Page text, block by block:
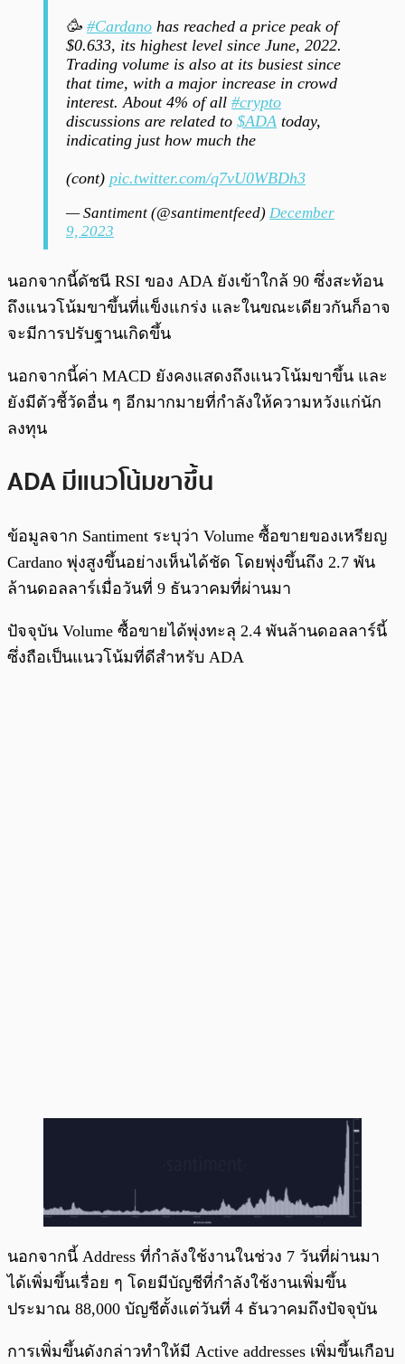
🥳 #Cardano has reached a price peak of
$0.633, its highest level since June, 2022.
Trading volume is also at its busiest since
that time, with a major increase in crowd
interest. About 4% of all #crypto
discussions are related to $ADA today,
indicating just how much the
(cont) pic.twitter.com/q7vU0WBDh3
— Santiment (@santimentfeed) December
9, 2023
นอกจากนี้ดัชนี RSI ของ ADA ยังเข้าใกล้ 90 ซึ่งสะท้อน
ถึงแนวโน้มขาขึ้นที่แข็งแกร่ง และในขณะเดียวกันก็อาจ
จะมีการปรับฐานเกิดขึ้น
นอกจากนี้ค่า MACD ยังคงแสดงถึงแนวโน้มขาขึ้น และ
ยังมีตัวชี้วัดอื่น ๆ อีกมากมายที่กำลังให้ความหวังแก่นัก
ลงทุน
ADA มีแนวโน้มขาขึ้น
ข้อมูลจาก Santiment ระบุว่า Volume ซื้อขายของเหรียญ
Cardano พุ่งสูงขึ้นอย่างเห็นได้ชัด โดยพุ่งขึ้นถึง 2.7 พัน
ล้านดอลลาร์เมื่อวันที่ 9 ธันวาคมที่ผ่านมา
ปัจจุบัน Volume ซื้อขายได้พุ่งทะลุ 2.4 พันล้านดอลลาร์นี้
ซึ่งถือเป็นแนวโน้มที่ดีสำหรับ ADA
นอกจากนี้ Address ที่กำลังใช้งานในช่วง 7 วันที่ผ่านมา
ได้เพิ่มขึ้นเรื่อย ๆ โดยมีบัญชีที่กำลังใช้งานเพิ่มขึ้น
ประมาณ 88,000 บัญชีตั้งแต่วันที่ 4 ธันวาคมถึงปัจจุบัน
การเพิ่มขึ้นดังกล่าวทำให้มี Active addresses เพิ่มขึ้นเกือบ